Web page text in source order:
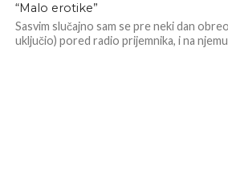
“Malo erotike”
Sasvim slučajno sam se pre neki dan
uključio) pored radio prijemnika, i na